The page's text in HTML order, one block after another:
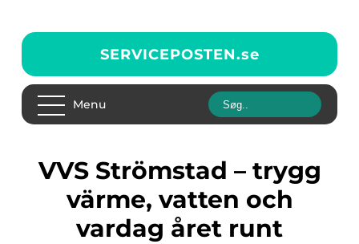
SERVICEPOSTEN.se
Menu
VVS Strömstad – trygg
värme, vatten och
vardag året runt